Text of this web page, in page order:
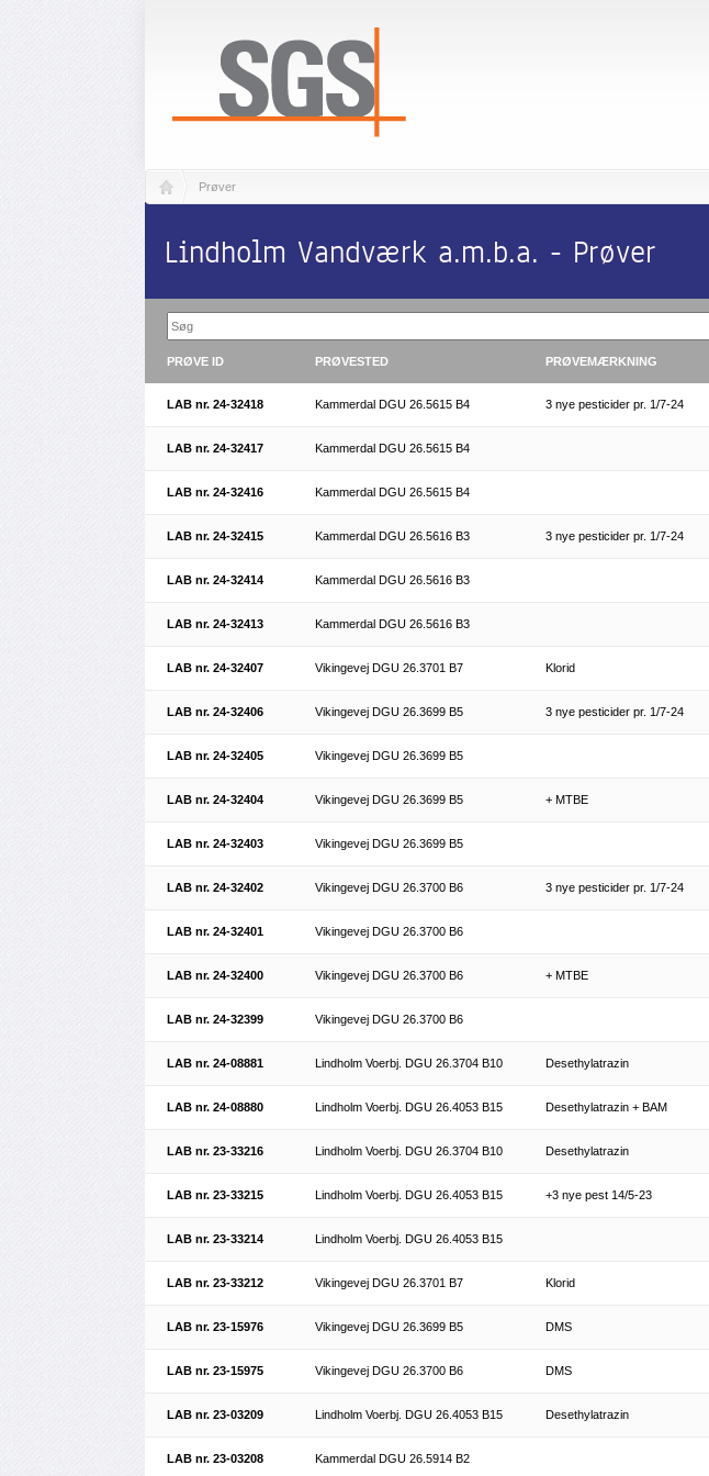
Prøver
Lindholm Vandværk a.m.b.a. - Prøver
PRØVE ID PRØVESTED PRØVEMÆRKNING
LAB nr. 24-32418 Kammerdal DGU 26.5615 B4 3 nye pesticider pr. 1/7-24
LAB nr. 24-32417 Kammerdal DGU 26.5615 B4
LAB nr. 24-32416 Kammerdal DGU 26.5615 B4
LAB nr. 24-32415 Kammerdal DGU 26.5616 B3 3 nye pesticider pr. 1/7-24
LAB nr. 24-32414 Kammerdal DGU 26.5616 B3
LAB nr. 24-32413 Kammerdal DGU 26.5616 B3
LAB nr. 24-32407 Vikingevej DGU 26.3701 B7 Klorid
LAB nr. 24-32406 Vikingevej DGU 26.3699 B5 3 nye pesticider pr. 1/7-24
LAB nr. 24-32405 Vikingevej DGU 26.3699 B5
LAB nr. 24-32404 Vikingevej DGU 26.3699 B5 + MTBE
LAB nr. 24-32403 Vikingevej DGU 26.3699 B5
LAB nr. 24-32402 Vikingevej DGU 26.3700 B6 3 nye pesticider pr. 1/7-24
LAB nr. 24-32401 Vikingevej DGU 26.3700 B6
LAB nr. 24-32400 Vikingevej DGU 26.3700 B6 + MTBE
LAB nr. 24-32399 Vikingevej DGU 26.3700 B6
LAB nr. 24-08881 Lindholm Voerbj. DGU 26.3704 B10 Desethylatrazin
LAB nr. 24-08880 Lindholm Voerbj. DGU 26.4053 B15 Desethylatrazin + BAM
LAB nr. 23-33216 Lindholm Voerbj. DGU 26.3704 B10 Desethylatrazin
LAB nr. 23-33215 Lindholm Voerbj. DGU 26.4053 B15 +3 nye pest 14/5-23
LAB nr. 23-33214 Lindholm Voerbj. DGU 26.4053 B15
LAB nr. 23-33212 Vikingevej DGU 26.3701 B7 Klorid
LAB nr. 23-15976 Vikingevej DGU 26.3699 B5 DMS
LAB nr. 23-15975 Vikingevej DGU 26.3700 B6 DMS
LAB nr. 23-03209 Lindholm Voerbj. DGU 26.4053 B15 Desethylatrazin
LAB nr. 23-03208 Kammerdal DGU 26.5914 B2